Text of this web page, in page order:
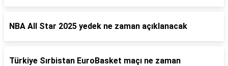
NBA All Star 2025 yedek ne zaman açıklanacak
Türkiye Sırbistan EuroBasket maçı ne zaman